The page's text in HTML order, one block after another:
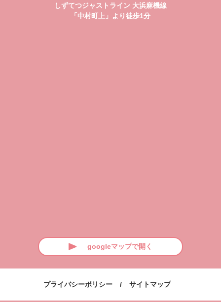
しずてつジャストライン 大浜麻機線
「中村町上」より徒歩1分
googleマップで開く
プライバシーポリシー サイトマップ